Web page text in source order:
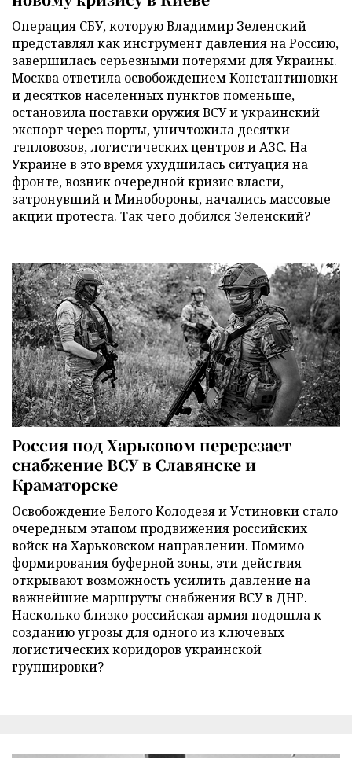
Операция СБУ, которую Владимир Зеленский
представлял как инструмент давления на Россию,
завершилась серьезными потерями для Украины.
Москва ответила освобождением Константиновки
и десятков населенных пунктов поменьше,
остановила поставки оружия ВСУ и украинский
экспорт через порты, уничтожила десятки
тепловозов, логистических центров и АЗС. На
Украине в это время ухудшилась ситуация на
фронте, возник очередной кризис власти,
затронувший и Минобороны, начались массовые
акции протеста. Так чего добился Зеленский?
Россия под Харьковом перерезает
снабжение ВСУ в Славянске и
Краматорске
Освобождение Белого Колодезя и Устиновки стало
очередным этапом продвижения российских
войск на Харьковском направлении. Помимо
формирования буферной зоны, эти действия
открывают возможность усилить давление на
важнейшие маршруты снабжения ВСУ в ДНР.
Насколько близко российская армия подошла к
созданию угрозы для одного из ключевых
логистических коридоров украинской
группировки?